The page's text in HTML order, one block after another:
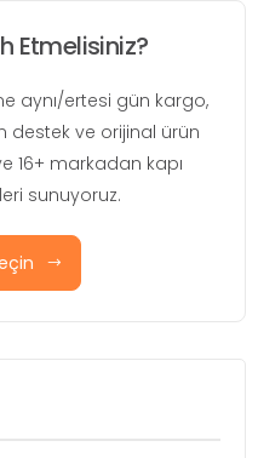
Etmelisiniz?
aynı/ertesi gün kargo,
destek ve orijinal ürün
16+ markadan kapı
sunuyoruz.